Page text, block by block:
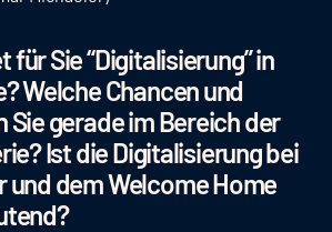
für Sie “Digitalisierung” in
Welche Chancen und
Sie gerade im Bereich der
Ist die Digitalisierung bei
und dem Welcome Home